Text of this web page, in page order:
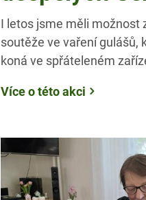
I letos jsme měli možnost
soutěže ve vaření gulášů,
koná ve spřáteleném
Více o této akci